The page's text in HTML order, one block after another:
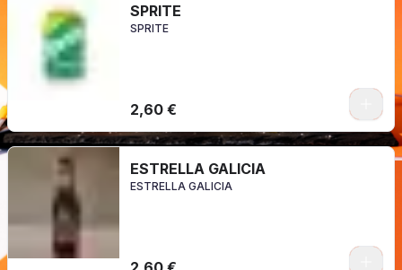
SPRITE
SPRITE
2,60 €
ESTRELLA GALICIA
ESTRELLA GALICIA